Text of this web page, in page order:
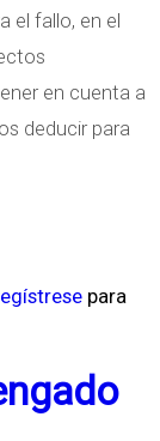
el fallo, en el
en cuenta a
deducir para
para